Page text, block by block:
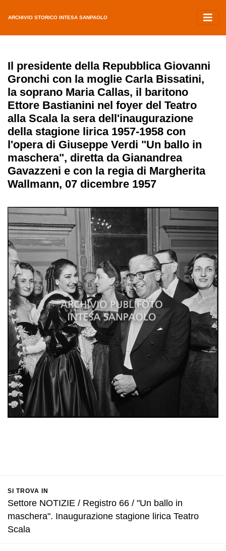
ARCHIVIO STORICO INTESA SANPAOLO
Il presidente della Repubblica Giovanni
Gronchi con la moglie Carla Bissatini,
la soprano Maria Callas, il baritono
Ettore Bastianini nel foyer del Teatro
alla Scala la sera dell'inaugurazione
della stagione lirica 1957-1958 con
l'opera di Giuseppe Verdi "Un ballo in
maschera", diretta da Gianandrea
Gavazzeni e con la regia di Margherita
Wallmann, 07 dicembre 1957
SI TROVA IN
Settore NOTIZIE / Registro 66 / "Un ballo in
maschera". Inaugurazione stagione lirica Teatro
Scala